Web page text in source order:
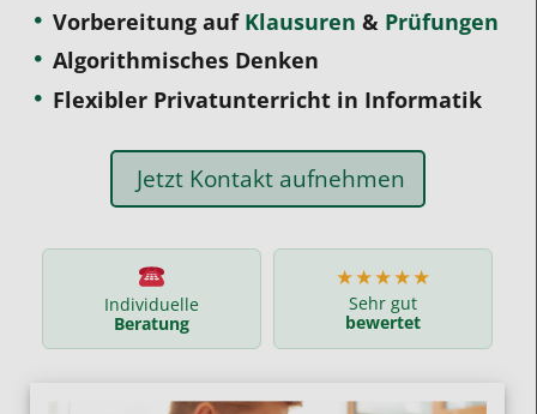
Vorbereitung auf Klausuren & Prüfungen
Algorithmisches Denken
Flexibler Privatunterricht in Informatik
Jetzt Kontakt aufnehmen
Individuelle
Beratung
★★★★★
Sehr gut
bewertet